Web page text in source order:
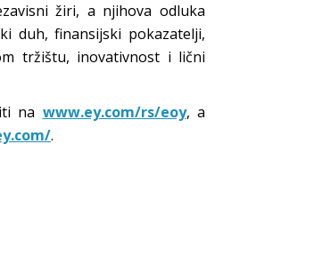
žiri, a njihova odluka
duh, finansijski pokazatelji,
tržištu, inovativnost i lični
na www.ey.com/rs/eoy, a
.